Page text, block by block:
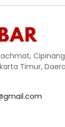
Timur,